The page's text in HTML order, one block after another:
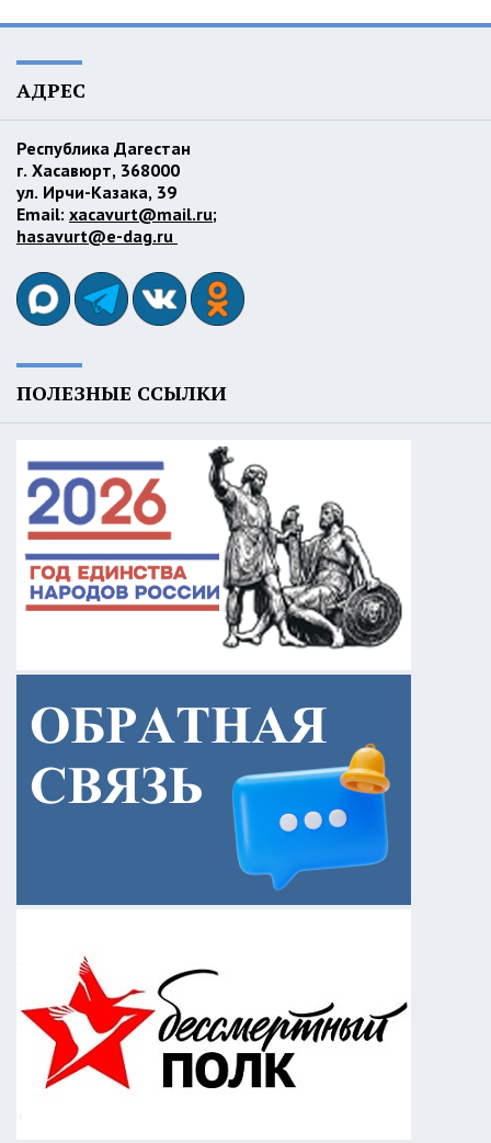
АДРЕС
Республика Дагестан
г. Хасавюрт, 368000
ул. Ирчи-Казака, 39
Email: xacavurt@mail.ru;
hasavurt@e-dag.ru
ПОЛЕЗНЫЕ ССЫЛКИ